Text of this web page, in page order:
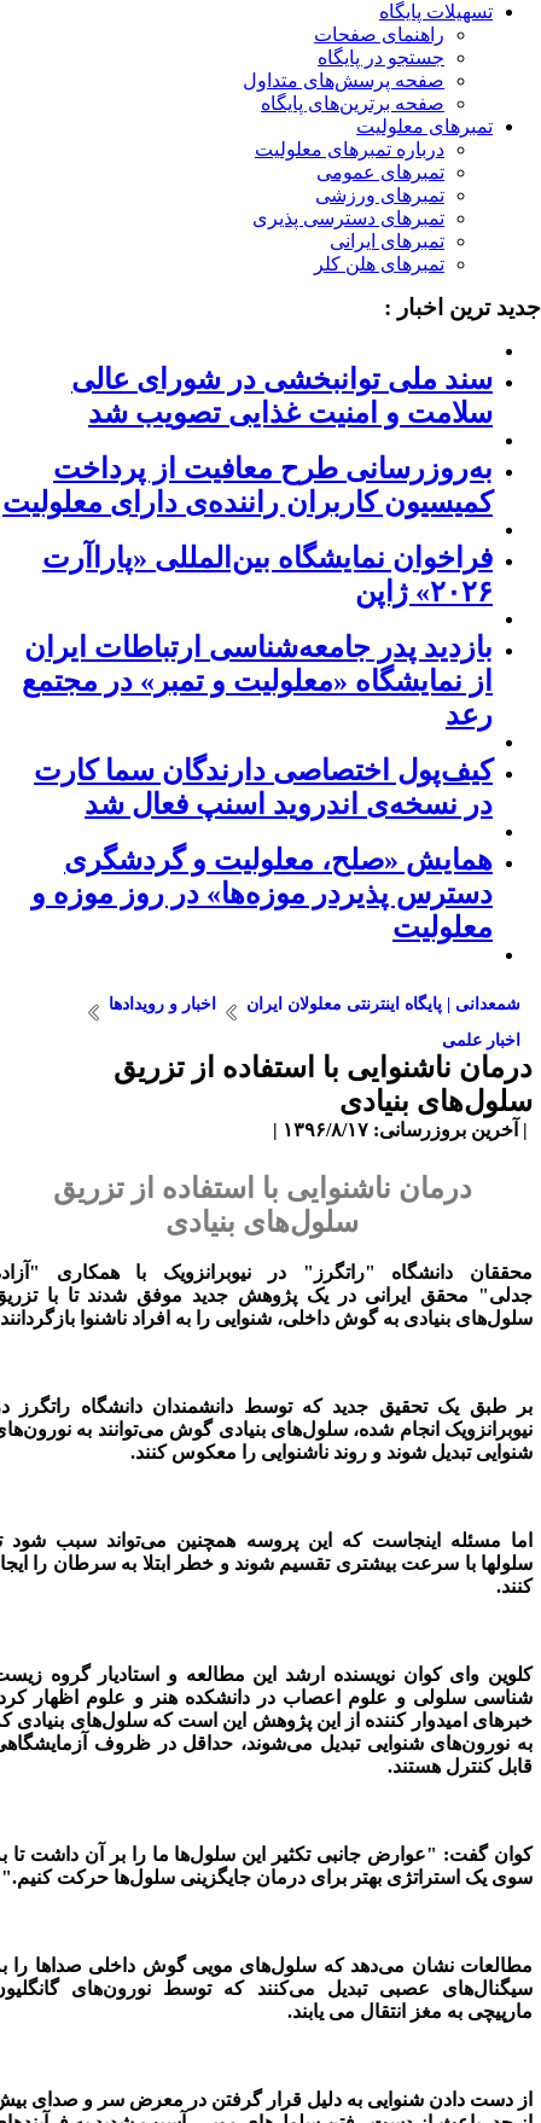
تسهیلات پایگاه
راهنمای صفحات
جستجو در پایگاه
صفحه پرسش‌های متداول
صفحه برترین‌های پایگاه
تمبرهای معلولیت
درباره تمبرهای معلولیت
تمبرهای عمومی
تمبرهای ورزشی
تمبرهای دسترسی پذیری
تمبرهای ایرانی
تمبرهای هلن کلر
ترین اخبار :
سند ملی توانبخشی در شورای عالی
سلامت و امنیت غذایی تصویب شد
به‌روزرسانی طرح معافیت از پرداخت
کمیسیون کاربران راننده‌ی دارای معلولیت
فراخوان نمایشگاه بین‌المللی «پاراآرت
۲۰۲۶» ژاپن
بازدید پدر جامعه‌شناسی ارتباطات ایران
از نمایشگاه «معلولیت و تمبر» در مجتمع
رعد
کیف‌پول اختصاصی دارندگان سما کارت
در نسخه‌ی اندروید اسنپ فعال شد
همایش «صلح، معلولیت و گردشگری
دسترس پذیردر موزه‌ها» در روز موزه و
معلولیت
شمعدانی | پایگاه اینترنتی معلولان ایران
اخبار و رویدادها
اخبار علمی
ناشنوایی با استفاده از تزریق
بنیادی
بروزرسانی: ۱۳۹۶/۸/۱۷ |
درمان ناشنوایی با استفاده از تزریق
سلول‌های بنیادی
دانشگاه "راتگرز" در نیوبرانزویک با همکاری "آزاده
محقق ایرانی در یک پژوهش جدید موفق شدند تا با تزریق
بنیادی به گوش داخلی، شنوایی را به افراد ناشنوا بازگردانند.
طبق یک تحقیق جدید که توسط دانشمندان دانشگاه راتگرز در
انجام شده، سلول‌های بنیادی گوش می‌توانند به نورون‌های
تبدیل شوند و روند ناشنوایی را معکوس کنند.
مسئله اینجاست که این پروسه همچنین می‌تواند سبب شود تا
با سرعت بیشتری تقسیم شوند و خطر ابتلا به سرطان را ایجاد
وای کوان نویسنده ارشد این مطالعه و استادیار گروه زیست
سلولی و علوم اعصاب در دانشکده هنر و علوم اظهار کرد:
امیدوار کننده از این پژوهش این است که سلول‌های بنیادی که
نورون‌های شنوایی تبدیل می‌شوند، حداقل در ظروف آزمایشگاهی
کنترل هستند.
گفت: "عوارض جانبی تکثیر این سلول‌ها ما را بر آن داشت تا به
یک استراتژی بهتر برای درمان جایگزینی سلول‌ها حرکت کنیم."
نشان می‌دهد که سلول‌های مویی گوش داخلی صداها را به
عصبی تبدیل می‌کنند که توسط نورون‌های گانگلیون
به مغز انتقال می یابند.
دست دادن شنوایی به دلیل قرار گرفتن در معرض سر و صدای بیش